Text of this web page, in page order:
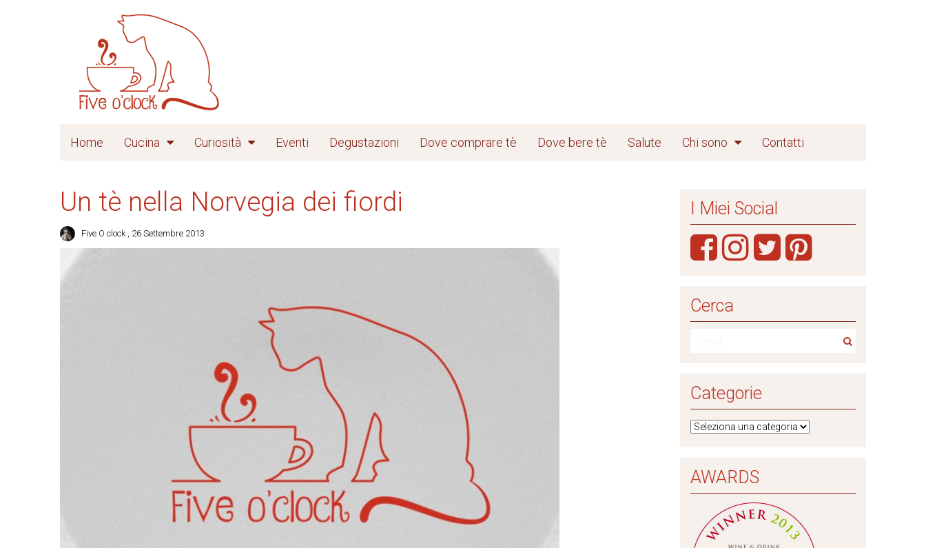
Home Cucina Curiosità Eventi Degustazioni Dove comprare tè Dove bere tè Salute Chi sono Contatti
Un tè nella Norvegia dei fiordi
Five O clock , 26 Settembre 2013
I Miei Social
Cerca
Categorie
AWARDS